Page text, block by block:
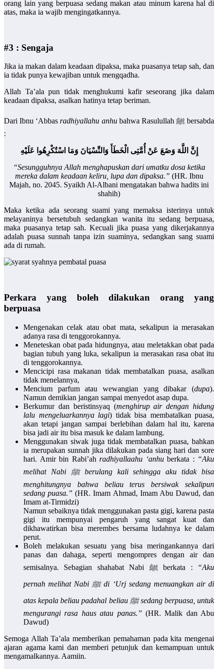
orang lain yang berpuasa sedang makan atau minum karena hal di
atas, maka ia wajib mengingatkannya.
#3 : Sengaja
Jika ia makan dalam keadaan dipaksa, maka puasanya tetap sah, dan
ia tidak punya kewajiban untuk mengqadha.
Allah Ta’ala pun tidak menghukumi kafir seseorang jika dalam
keadaan dipaksa, asalkan hatinya tetap beriman.
Dari Ibnu ‘Abbasradhiyallahu anhubahwa Rasulullah ﷺ bersabda
:
إِنَّ اللَّهَ وَضَعَ عَنْ أُمَّتِى الْخَطَأَ وَالنِّسْيَانَ وَمَا اسْتُكْرِهُوا عَلَيْهِ
“Sesungguhnya Allah menghapuskan dari umatku dosa ketika
mereka dalam keadaan keliru, lupa dan dipaksa.” (HR. Ibnu
Majah, no. 2045. Syaikh Al-Albani mengatakan bahwa hadits ini
shahih)
Maka ketika ada seorang suami yang memaksa isterinya untuk
melayaninya bersetubuh sedangkan wanita itu sedang berpuasa,
maka puasanya tetap sah. Kecuali jika puasa yang dikerjakannya
adalah puasa sunnah tanpa izin suaminya, sedangkan sang suami
ada di rumah.
Perkara yang boleh dilakukan orang yang
berpuasa
Mengenakan celak atau obat mata, sekalipun ia merasakan
adanya rasa di tenggorokannya.
Meneteskan obat pada hidungnya, atau meletakkan obat pada
bagian tubuh yang luka, sekalipun ia merasakan rasa obat itu
di tenggorokannya.
Mencicipi rasa makanan tidak membatalkan puasa, asalkan
tidak menelannya,
Mencium parfum atau wewangian yang dibakar (dupa).
Namun demikian jangan sampai menyedot asap dupa.
Berkumur dan beristinsyaq (menghirup air dengan hidung
lalu mengeluarkannya lagi) tidak bisa membatalkan puasa,
akan tetapi jangan sampai berlebihan dalam hal itu, karena
bisa jadi air itu bisa masuk ke dalam lambung.
Menggunakan siwak juga tidak membatalkan puasa, bahkan
ia merupakan sunnah jika dilakukan pada siang hari dan sore
hari. Amir bin Rabi’ah radhiyallaahu ‘anhuberkata : “Aku
melihat Nabi ﷺ berulang kali sehingga aku tidak bisa
menghitungnya bahwa beliau terus bersiwak sekalipun
sedang puasa.” (HR. Imam Ahmad, Imam Abu Dawud, dan
Imam at-Tirmidzi)
Namun sebaiknya tidak menggunakan pasta gigi, karena pasta
gigi itu mempunyai pengaruh yang sangat kuat dan
dikhawatirkan bisa merembes bersama ludahnya ke dalam
perut.
Boleh melakukan sesuatu yang bisa meringankannya dari
panas dan dahaga, seperti mengompres dengan air dan
semisalnya. Sebagian shahabat Nabi ﷺ berkata :
“Aku
pernah melihat Nabi ﷺ di ‘Urj sedang menuangkan air di
atas kepala beliau padahal beliau ﷺ sedang berpuasa, untuk
mengurangi rasa haus atau panas.” (HR. Malik dan Abu
Dawud)
Semoga Allah Ta’ala memberikan pemahaman pada kita mengenai
ajaran agama kami dan memberi petunjuk dan kemampuan untuk
mengamalkannya. Aamiin.